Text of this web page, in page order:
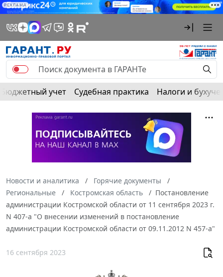
РЕКЛАМА
Бюджетный учет Судебная практика Налоги и
Новости и аналитика
Горячие документы
Региональные
Костромская область
Постановление
администрации Костромской области от 11 сентября 2023 г.
N 407-а "О внесении изменений в постановление
администрации Костромской области от 09.11.2012 N 457-а"
16 сентября 2023